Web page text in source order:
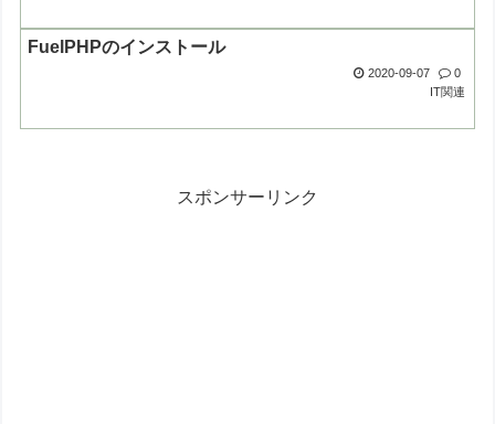
FuelPHPのインストール
2020-09-07
0
IT関連
スポンサーリンク